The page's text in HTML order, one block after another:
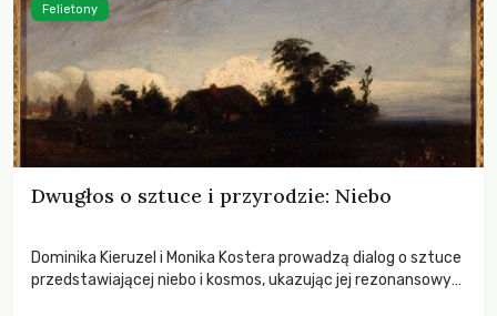
Dwugłos o sztuce i przyrodzie: Niebo
Dominika Kieruzel i Monika Kostera prowadzą dialog o sztuce
przedstawiającej niebo i kosmos, ukazując jej rezonansowy
Felietony